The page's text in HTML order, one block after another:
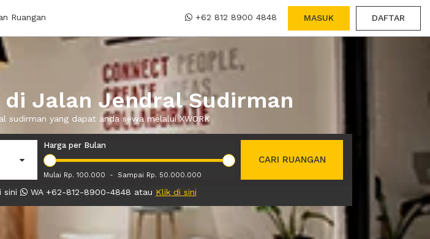
Ruangan +62 812 8900 4848 MASUK DAFTAR
Jalan Jendral Sudirman
sudirman yang dapat anda sewa melalui XWORK
Harga per Bulan
Mulai Rp. 100.000 - Sampai Rp. 50.000.000
CARI RUANGAN
sini WA +62-812-8900-4848 atau Klik di sini